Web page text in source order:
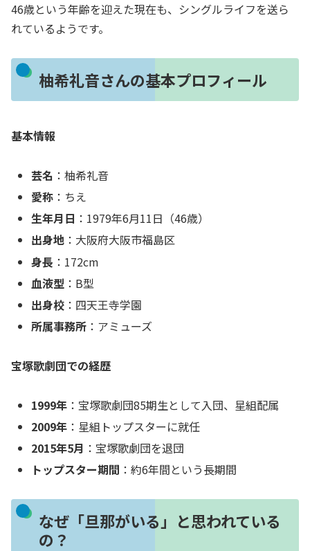
46歳という年齢を迎えた現在も、シングルライフを送ら
れているようです。
柚希礼音さんの基本プロフィール
基本情報
芸名 ：柚希礼音
愛称 ：ちえ
生年月日 ：1979年6月11日（46歳）
出身地 ：大阪府大阪市福島区
身長 ：172cm
血液型 ：B型
出身校 ：四天王寺学園
所属事務所 ：アミューズ
宝塚歌劇団での経歴
1999年 ：宝塚歌劇団85期生として入団、星組配属
2009年 ：星組トップスターに就任
2015年5月 ：宝塚歌劇団を退団
トップスター期間 ：約6年間という長期間
なぜ「旦那がいる」と思われている
の？